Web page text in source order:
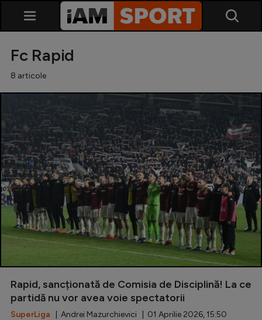
SuperLiga
Liga 2
Cupa României
Echipa Națională
U21
Fotbal feminin
Special
Diverse
Fc Rapid
8 articole
Rapid, sancționată de Comisia de Disciplină! La ce
partidă nu vor avea voie spectatorii
SuperLiga | Andrei Mazurchievici | 01 Aprilie 2026, 15:50